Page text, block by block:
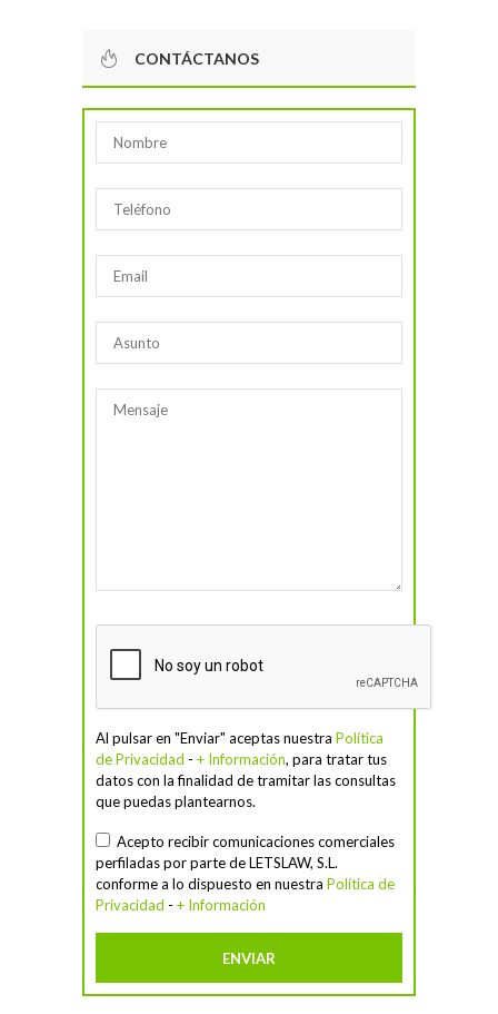
CONTÁCTANOS
Al pulsar en "Enviar" aceptas nuestra Política
de Privacidad - + Información, para tratar tus
datos con la finalidad de tramitar las consultas
que puedas plantearnos.
Acepto recibir comunicaciones comerciales
perfiladas por parte de LETSLAW, S.L.
conforme a lo dispuesto en nuestra Política de
Privacidad - + Información